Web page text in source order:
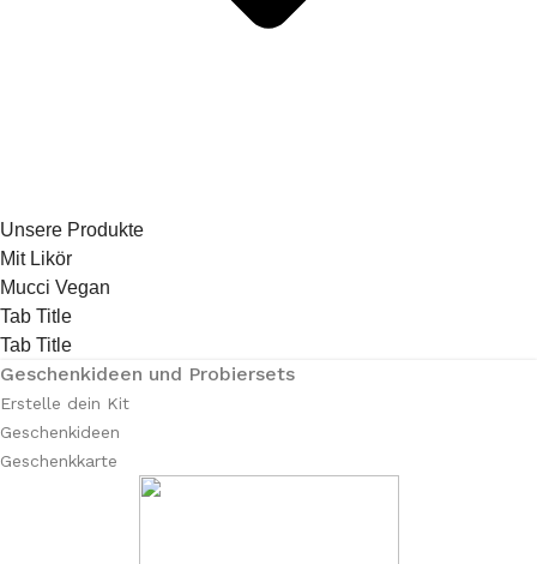
Unsere Produkte
Mit Likör
Mucci Vegan
Tab Title
Tab Title
Geschenkideen und Probiersets
Erstelle dein Kit
Geschenkideen
Geschenkkarte